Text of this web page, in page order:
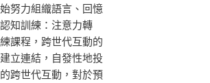
努力組織語言、回憶
知訓練：注意力轉
課程，跨世代互動的
立連結，自發性地投
跨世代互動，對於預